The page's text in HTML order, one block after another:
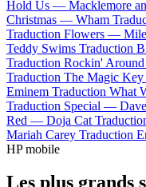
Hold Us — Macklemore
Christmas — Wham
Traduction Flowers —
Teddy Swims Traduction
Traduction Rockin'
Traduction The Magic
Eminem Traduction What
Traduction Special —
Red — Doja Cat
Mariah Carey Traduction
HP mobile
Les plus grands